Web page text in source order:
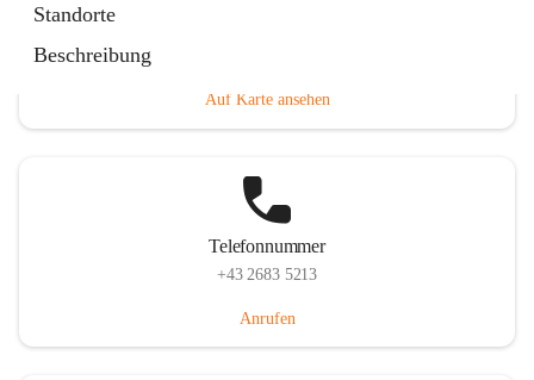
Standorte
Beschreibung
Auf Karte ansehen
Telefonnummer
+43 2683 5213
Anrufen